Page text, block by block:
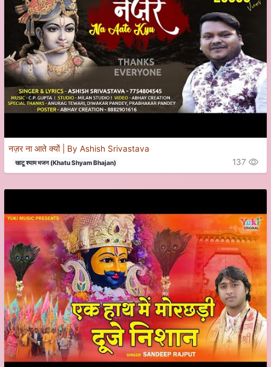
नज़र ना आते क्यों | By Ashish Srivastava
खाटू श्याम भजन (Khatu Shyam Bhajan) 137